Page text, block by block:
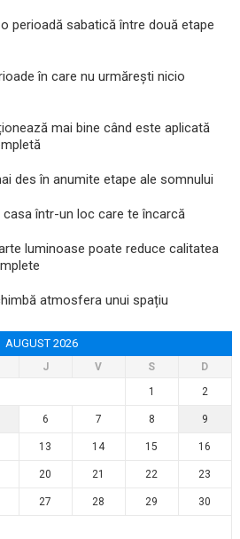
perioadă sabatică între două etape
în care nu urmărești nicio
mai bine când este aplicată
des în anumite etape ale somnului
într-un loc care te încarcă
luminoase poate reduce calitatea
atmosfera unui spațiu
AUGUST 2026
J V S
D
1
2
6 7 8 9
13 14 15 16
20 21 22 23
27 28 29 30